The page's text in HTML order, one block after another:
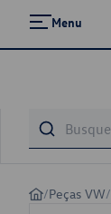
Menu
/Peças VW/